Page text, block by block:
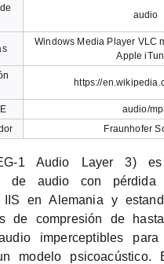
audio
Windows Media Player VLC
Apple
https://
audio/
Fraunhofer
1 Audio Layer 3)
de audio con pérdida
IIS en Alemania y
de compresión de
imperceptibles
modelo psicoacústico.